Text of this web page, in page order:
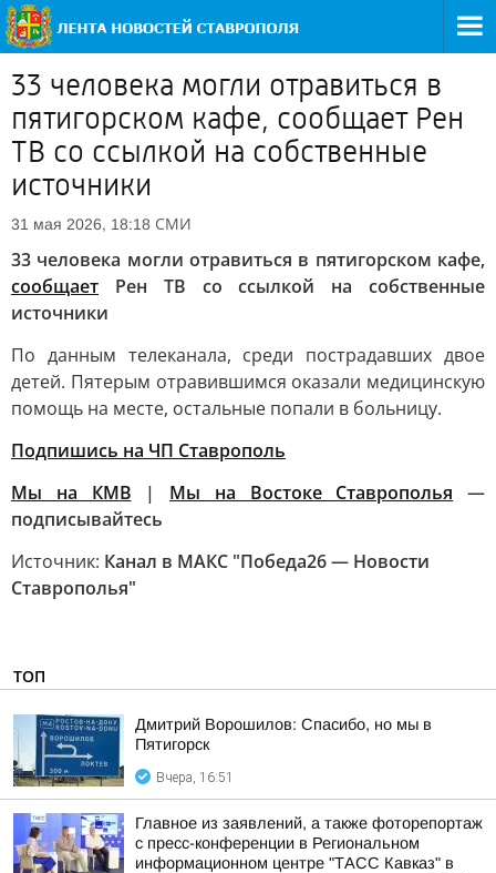
33 человека могли отравиться в
пятигорском кафе, сообщает Рен
ТВ со ссылкой на собственные
источники
31 мая 2026, 18:18 СМИ
33 человека могли отравиться в пятигорском кафе,
сообщает Рен ТВ со ссылкой на собственные
источники
По данным телеканала, среди пострадавших двое
детей. Пятерым отравившимся оказали медицинскую
помощь на месте, остальные попали в больницу.
Подпишись на ЧП Ставрополь
Мы на КМВ | Мы на Востоке Ставрополья —
подписывайтесь
Источник: Канал в МАКС "Победа26 — Новости
Ставрополья"
ТОП
Дмитрий Ворошилов: Спасибо, но мы в
Пятигорск
Вчера, 16:51
Главное из заявлений, а также фоторепортаж
с пресс-конференции в Региональном
информационном центре "ТАСС Кавказ" в